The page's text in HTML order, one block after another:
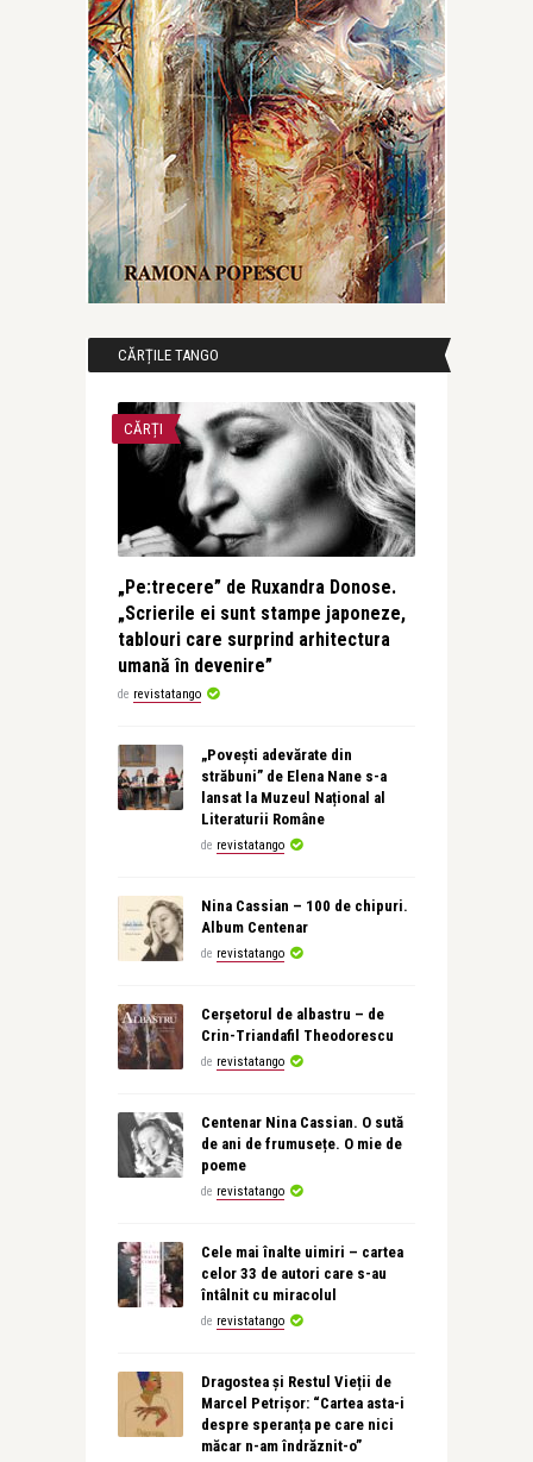
CĂRȚILE TANGO
CĂRȚI
„Pe:trecere” de Ruxandra Donose.
„Scrierile ei sunt stampe japoneze,
tablouri care surprind arhitectura
umană în devenire”
de revistatango
„Povești adevărate din
străbuni” de Elena Nane s-a
lansat la Muzeul Național al
Literaturii Române
de revistatango
Nina Cassian – 100 de chipuri.
Album Centenar
de revistatango
Cerșetorul de albastru – de
Crin-Triandafil Theodorescu
de revistatango
Centenar Nina Cassian. O sută
de ani de frumusețe. O mie de
poeme
de revistatango
Cele mai înalte uimiri – cartea
celor 33 de autori care s-au
întâlnit cu miracolul
de revistatango
Dragostea și Restul Vieții de
Marcel Petrișor: “Cartea asta-i
despre speranța pe care nici
măcar n-am îndrăznit-o”